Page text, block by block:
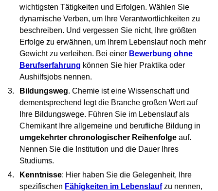
wichtigsten Tätigkeiten und Erfolgen. Wählen Sie
dynamische Verben, um Ihre Verantwortlichkeiten zu
beschreiben. Und vergessen Sie nicht, Ihre größten
Erfolge zu erwähnen, um Ihrem Lebenslauf noch mehr
Gewicht zu verleihen. Bei einer Bewerbung ohne
Berufserfahrung können Sie hier Praktika oder
Aushilfsjobs nennen.
Bildungsweg. Chemie ist eine Wissenschaft und
dementsprechend legt die Branche großen Wert auf
Ihre Bildungswege. Führen Sie im Lebenslauf als
Chemikant Ihre allgemeine und berufliche Bildung in
umgekehrter chronologischer Reihenfolge auf.
Nennen Sie die Institution und die Dauer Ihres
Studiums.
Kenntnisse: Hier haben Sie die Gelegenheit, Ihre
spezifischen Fähigkeiten im Lebenslaufzu nennen,